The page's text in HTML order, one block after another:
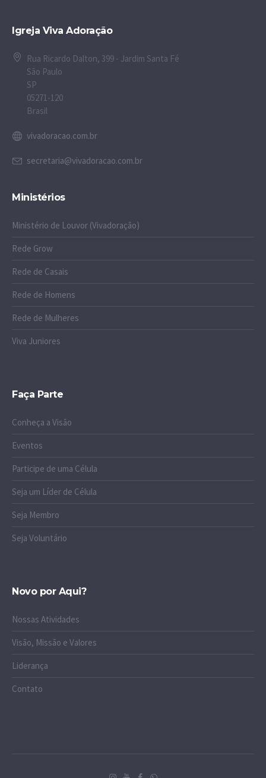
Igreja Viva Adoração
Rua Ricardo Dalton, 399 - Jardim Santa Fé
São Paulo
SP
05271-120
Brasil
vivadoracao.com.br
secretaria@vivadoracao.com.br
Ministérios
Ministério de Louvor (Vivadoração)
Rede Grow
Rede de Casais
Rede de Homens
Rede de Mulheres
Viva Juniores
Faça Parte
Conheça a Visão
Eventos
Participe de uma Célula
Seja um Líder de Célula
Seja Membro
Seja Voluntário
Novo por Aqui?
Nossas Atividades
Visão, Missão e Valores
Liderança
Contato